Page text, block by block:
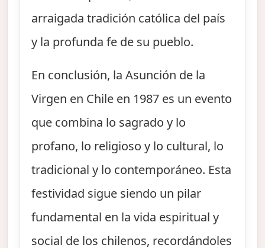
arraigada tradición católica del país
y la profunda fe de su pueblo.
En conclusión, la Asunción de la
Virgen en Chile en 1987 es un evento
que combina lo sagrado y lo
profano, lo religioso y lo cultural, lo
tradicional y lo contemporáneo. Esta
festividad sigue siendo un pilar
fundamental en la vida espiritual y
social de los chilenos, recordándoles